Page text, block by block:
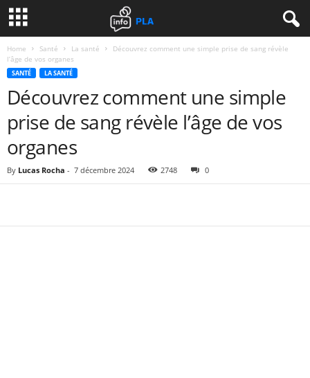
Home Santé La santé
Découvrez comment une simple prise de sang révèle
l’âge de vos organes
SANTÉ LA SANTÉ
Découvrez comment une simple
prise de sang révèle l’âge de vos
organes
By Lucas Rocha - 7 décembre 2024 2748 0